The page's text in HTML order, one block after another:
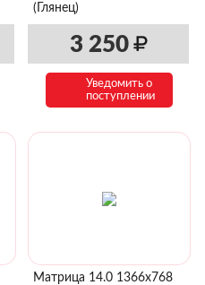
(Глянец)
3 250
Уведомить о
поступлении
Матрица 14.0 1366x768